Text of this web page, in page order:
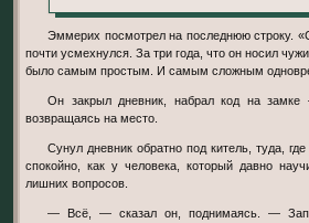
Эммерих посмотрел на последнюю строку. «Сохранить легенду». Он
почти усмехнулся. За три года, что он носил
было самым простым. И самым сложным
Он закрыл дневник, набрал код на замке — колёсики щёлкнули,
возвращаясь на место.
Сунул дневник обратно под китель, туда, где сердце билось ровно и
спокойно, как у человека, который давно
лишних вопросов.
— Всё, — сказал он, поднимаясь. — Записал основные этапы.